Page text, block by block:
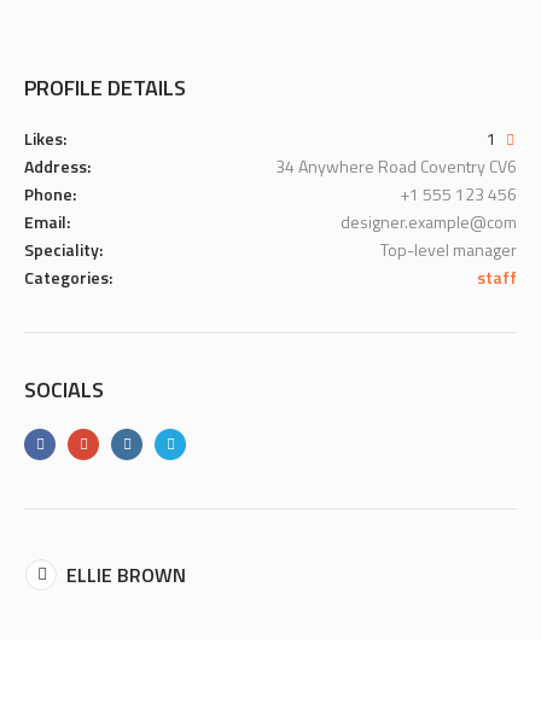
PROFILE DETAILS
Likes:
1
Address:
34 Anywhere Road Coventry CV6
Phone:
+1 555 123 456
Email:
designer.example@com
Speciality:
Top-level manager
Categories:
staff
SOCIALS
ELLIE BROWN